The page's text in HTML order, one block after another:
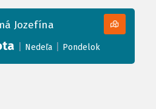
Jozefína
Nedeľa Pondelok